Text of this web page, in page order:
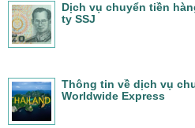
Dịch vụ chuyển tiền
ty SSJ
Thông tin về dịch vụ
Worldwide Express